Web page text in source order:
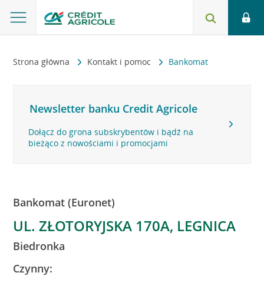
Strona główna Kontakt i pomoc Bankomat
Newsletter banku Credit Agricole
Dołącz do grona subskrybentów i bądź na
bieżąco z nowościami i promocjami
Bankomat (Euronet)
UL. ZŁOTORYJSKA 170A, LEGNICA
Biedronka
Czynny: